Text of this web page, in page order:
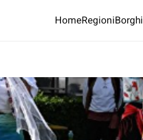
HomeRegioniBorghi